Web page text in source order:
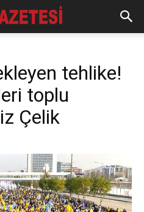
tehlike!
toplu
Çelik